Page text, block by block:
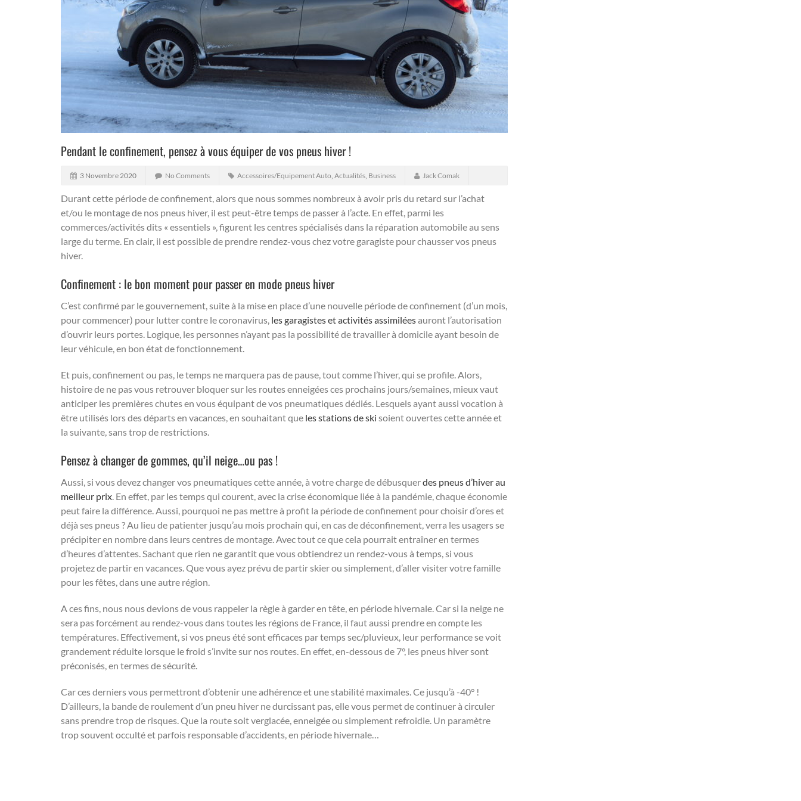
Pendant le confinement, pensez à vous équiper de vos pneus hiver !
3 Novembre 2020 No Comments Accessoires/Equipement Auto, Actualités, Business Jack Comak
Durant cette période de confinement, alors que nous sommes nombreux à avoir pris du retard sur l’achat
et/ou le montage de nos pneus hiver, il est peut-être temps de passer à l’acte. En effet, parmi les
commerces/activités dits « essentiels », figurent les centres spécialisés dans la réparation automobile au sens
large du terme. En clair, il est possible de prendre rendez-vous chez votre garagiste pour chausser vos pneus
hiver.
Confinement : le bon moment pour passer en mode pneus hiver
C’est confirmé par le gouvernement, suite à la mise en place d’une nouvelle période de confinement (d’un mois,
pour commencer) pour lutter contre le coronavirus, les garagistes et activités assimiléesauront l’autorisation
d’ouvrir leurs portes. Logique, les personnes n’ayant pas la possibilité de travailler à domicile ayant besoin de
leur véhicule, en bon état de fonctionnement.
Et puis, confinement ou pas, le temps ne marquera pas de pause, tout comme l’hiver, qui se profile. Alors,
histoire de ne pas vous retrouver bloquer sur les routes enneigées ces prochains jours/semaines, mieux vaut
anticiper les premières chutes en vous équipant de vos pneumatiques dédiés. Lesquels ayant aussi vocation à
être utilisés lors des départs en vacances, en souhaitant que les stations de ski soient ouvertes cette année et
la suivante, sans trop de restrictions.
Pensez à changer de gommes, qu’il neige…ou pas !
Aussi, si vous devez changer vos pneumatiques cette année, à votre charge de débusquerdes pneus d’hiver au
meilleur prix. En effet, par les temps qui courent, avec la crise économique liée à la pandémie, chaque économie
peut faire la différence. Aussi, pourquoi ne pas mettre à profit la période de confinement pour choisir d’ores et
déjà ses pneus ? Au lieu de patienter jusqu’au mois prochain qui, en cas de déconfinement, verra les usagers se
précipiter en nombre dans leurs centres de montage. Avec tout ce que cela pourrait entraîner en termes
d’heures d’attentes. Sachant que rien ne garantit que vous obtiendrez un rendez-vous à temps, si vous
projetez de partir en vacances. Que vous ayez prévu de partir skier ou simplement, d’aller visiter votre famille
pour les fêtes, dans une autre région.
A ces fins, nous nous devions de vous rappeler la règle à garder en tête, en période hivernale. Car si la neige ne
sera pas forcément au rendez-vous dans toutes les régions de France, il faut aussi prendre en compte les
températures. Effectivement, si vos pneus été sont efficaces par temps sec/pluvieux, leur performance se voit
grandement réduite lorsque le froid s’invite sur nos routes. En effet, en-dessous de 7°, les pneus hiver sont
préconisés, en termes de sécurité.
Car ces derniers vous permettront d’obtenir une adhérence et une stabilité maximales. Ce jusqu’à -40° !
D’ailleurs, la bande de roulement d’un pneu hiver ne durcissant pas, elle vous permet de continuer à circuler
sans prendre trop de risques. Que la route soit verglacée, enneigée ou simplement refroidie. Un paramètre
trop souvent occulté et parfois responsable d’accidents, en période hivernale…